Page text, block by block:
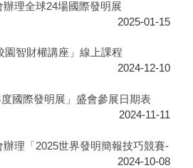
理全球24場國際發明展
2025-01-15
園智財權講座」線上課程
2024-12-10
國際發明展」盛會參展日期表
2024-11-11
理「2025世界發明簡報技巧競賽-
2024-10-08